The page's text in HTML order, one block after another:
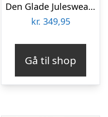
Den Glade Julesweater – dame / kvinder.
kr. 349,95
Gå til shop